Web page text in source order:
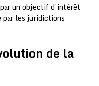
un objectif d’intérêt
par les juridictions
de la